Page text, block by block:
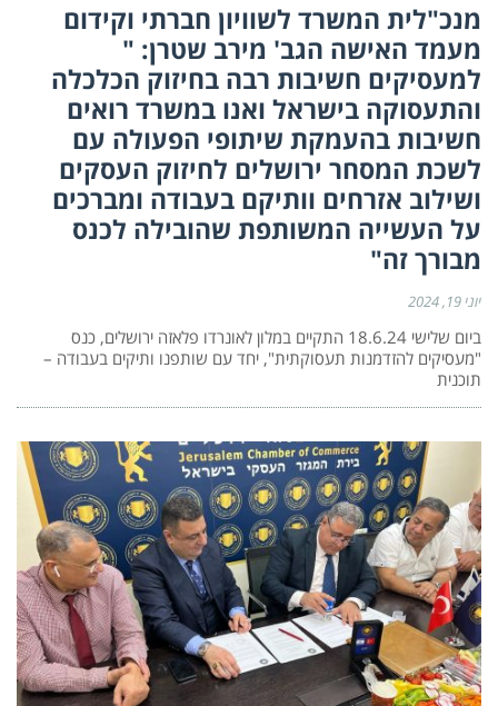
מנכ"לית המשרד לשוויון חברתי וקידום
מעמד האישה הגב' מירב שטרן: "
למעסיקים חשיבות רבה בחיזוק הכלכלה
והתעסוקה בישראל ואנו במשרד רואים
חשיבות בהעמקת שיתופי הפעולה עם
לשכת המסחר ירושלים לחיזוק העסקים
ושילוב אזרחים וותיקם בעבודה ומברכים
על העשייה המשותפת שהובילה לכנס
מבורך זה"
יוני 19, 2024
ביום שלישי 18.6.24 התקיים במלון לאונרדו פלאזה ירושלים, כנס
"מעסיקים להזדמנות תעסוקתית", יחד עם שותפנו ותיקים בעבודה –
תוכנית